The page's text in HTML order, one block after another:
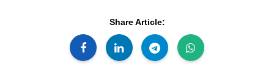
Share Article: